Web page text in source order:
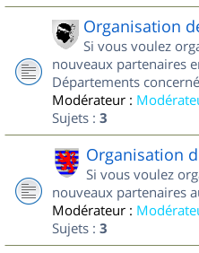
Organisation
Si vous voulez
nouveaux partenaires
Départements
Modérateur :
Sujets : 3
Organisation
Si vous voulez
nouveaux partenaires
Modérateur :
Sujets : 3